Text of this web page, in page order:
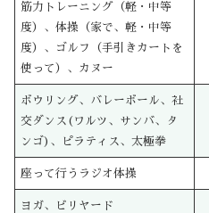
筋力トレーニング（軽・中等
度）、体操（家で、軽・中等
度）、ゴルフ（手引きカートを
使って）、カヌー
ボウリング、バレーボール、社
交ダンス(ワルツ、サンバ、タ
ンゴ)、ピラティス、太極拳
座って行うラジオ体操
ヨガ、ビリヤード